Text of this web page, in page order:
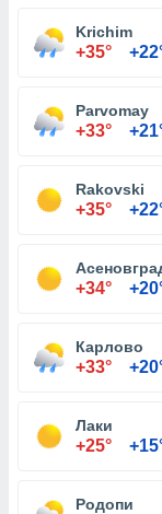
Krichim
+35°
Parvomay
+33°
Rakovski
+35°
+34°
Карлово
+33°
Лаки
+25°
Родопи